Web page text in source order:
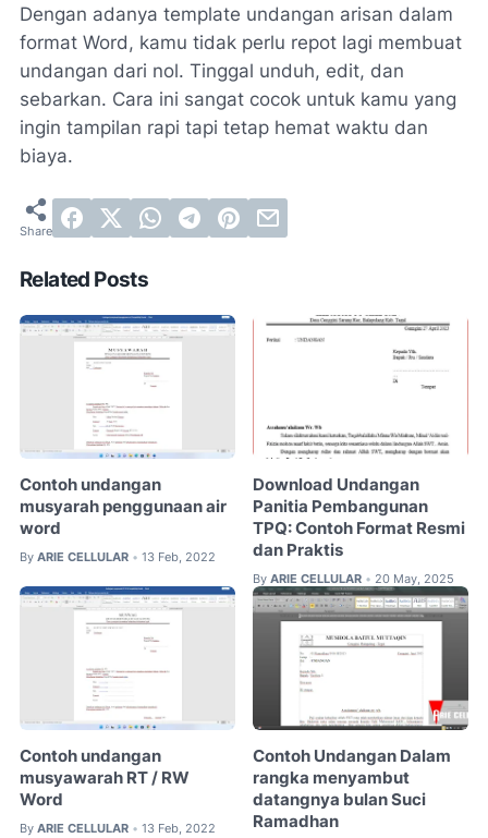
Dengan adanya template undangan arisan dalam
format Word, kamu tidak perlu repot lagi membuat
undangan dari nol. Tinggal unduh, edit, dan
sebarkan. Cara ini sangat cocok untuk kamu yang
ingin tampilan rapi tapi tetap hemat waktu dan
biaya.
Related Posts
Contoh undangan
musyarah penggunaan air
word
By ARIE CELLULAR • 13 Feb, 2022
Download Undangan
Panitia Pembangunan
TPQ: Contoh Format Resmi
dan Praktis
By ARIE CELLULAR • 20 May, 2025
Contoh undangan
musyawarah RT / RW
Word
By ARIE CELLULAR • 13 Feb, 2022
Contoh Undangan Dalam
rangka menyambut
datangnya bulan Suci
Ramadhan